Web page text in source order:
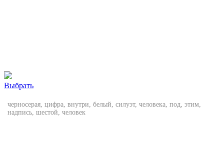
Выбрать
черносерая, цифра, внутри, белый, силуэт, человека, под, этим,
надпись, шестой, человек